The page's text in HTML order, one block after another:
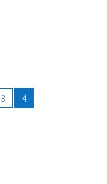
3 4